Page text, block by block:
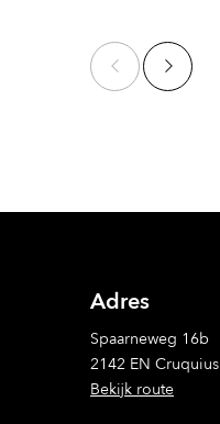
Adres
Spaarneweg 16b
2142 EN Cruquius
Bekijk route